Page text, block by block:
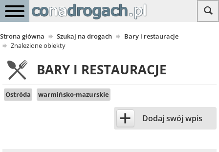
Strona główna Szukaj na drogach
Bary i restauracje
Znalezione obiekty
BARY I RESTAURACJE
Ostróda warmińsko-mazurskie
+ Dodaj swój wpis